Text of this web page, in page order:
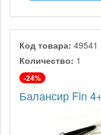
Код товара: 49541
Количество: 1
-24%
Балансир Fin